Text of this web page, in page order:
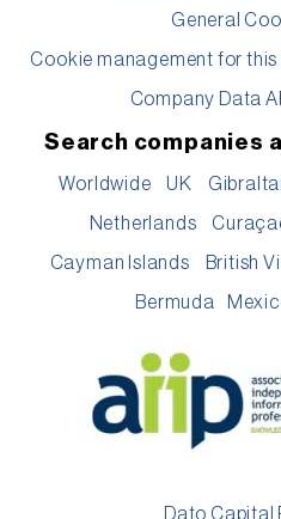
General
Cookie management for this
Company Data
Search companies
Worldwide UK
Netherlands
Cayman Islands British
Bermuda
Dato Capital